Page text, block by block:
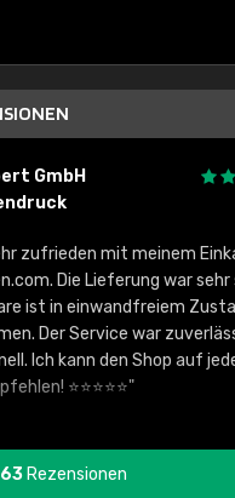
GmbH
zufrieden mit meinem
Die Lieferung war sehr
ist in einwandfreiem
Der Service war
Ich kann den Shop auf
⭐⭐⭐⭐⭐"
Rezensionen